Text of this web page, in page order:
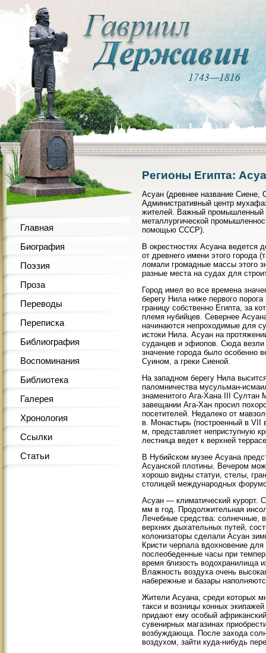
Главная
Биография
Поэзия
Проза
Переводы
Переписка
Библиография
Воспоминания
Библиотека
Галерея
Хронология
Ссылки
Статьи
Регионы Египта:
Асуан (древнее название
Административный центр
жителей. Важный промышленный
металлургической
помощью СССР).
В окрестностях Асуана ведется
от древнего имени этого
ломали громадные массы этого
разные места на судах для
Город имел во все времена
берегу Нила ниже первого
границу собственно Египта, за
племя нубийцев. Севернее
начинаются непроходимые для
истоки Нила. Асуан на
суданцев и эфиопов. Сюда везли
значение города было особенно
Суином, а греки Сиеной.
На западном берегу Нила
паломничества мусульман-
знаменитого Ага-Хана III Султан
завещании Ага-Хан просил
посетителей. Недалеко от
в. Монастырь (построенный в VII
м, представляет неприступную
лестница ведет к верхней
В Нубийском музее Асуана
Асуанской плотины. Вечером
хорошо видны статуи, стелы,
столицей международных
Асуан — климатический курорт.
мм в год. Продолжительная
Лечебные средства: солнечные,
верхних дыхательных путей,
колонизаторы сделали Асуан
Кристи черпала вдохновение
послеобеденные часы при
время близость водохранилища
Влажность воздуха очень
набережные и базары
Жители Асуана, среди которых
такси и возницы конных
придают ему особый
сувенирных магазинах
возбуждающа. После захода
воздухом, зайти куда-нибудь